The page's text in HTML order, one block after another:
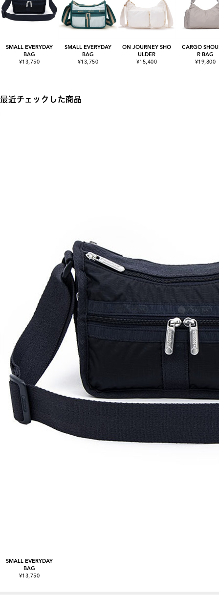
SMALL EVERYDAY
BAG
¥13,750
SMALL EVERYDAY
BAG
¥13,750
ON JOURNEY SHO
ULDER
¥15,400
CARGO
R BAG
¥19,800
最近チェックした商品
SMALL EVERYDAY
BAG
¥13,750